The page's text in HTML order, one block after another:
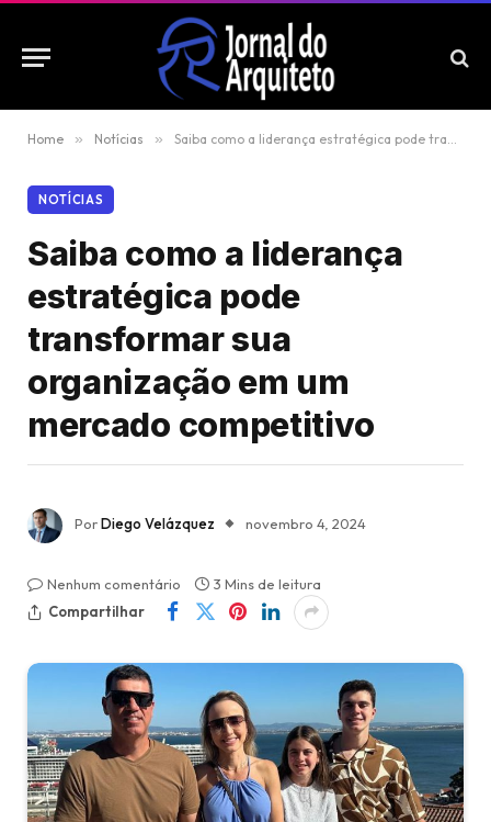
Home » Notícias » Saiba como a liderança estratégica pode transformar sua organização em um mercado competitivo
NOTÍCIAS
Saiba como a liderança
estratégica pode
transformar sua
organização em um
mercado competitivo
PorDiego Velázquez novembro 4, 2024
Nenhum comentário
3 Mins de leitura
Compartilhar